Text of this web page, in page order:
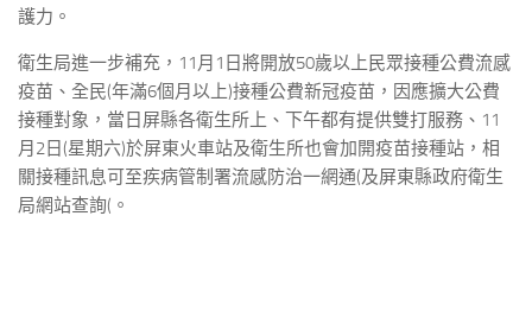
護力。
衛生局進一步補充，11月1日將開放50歲以上民眾接種公費流感
疫苗、全民(年滿6個月以上)接種公費新冠疫苗，因應擴大公費
接種對象，當日屏縣各衛生所上、下午都有提供雙打服務、11
月2日(星期六)於屏東火車站及衛生所也會加開疫苗接種站，相
關接種訊息可至疾病管制署流感防治一網通(及屏東縣政府衛生
局網站查詢(。